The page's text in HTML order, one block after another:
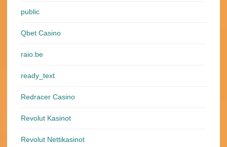
public
Qbet Casino
raio.be
ready_text
Redracer Casino
Revolut Kasinot
Revolut Nettikasinot